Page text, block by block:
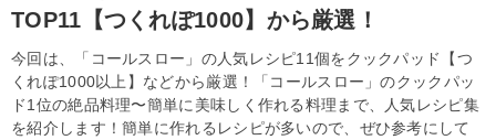
TOP11【つくれぽ1000】から厳選！
今回は、「コールスロー」の人気レシピ11個をクックパッド【つ
くれぽ1000以上】などから厳選！「コールスロー」のクックパッ
ド1位の絶品料理〜簡単に美味しく作れる料理まで、人気レシピ集
を紹介します！簡単に作れるレシピが多いので、ぜひ参考にして